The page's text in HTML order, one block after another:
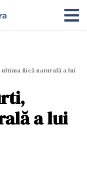
fiică naturală a lui
a lui